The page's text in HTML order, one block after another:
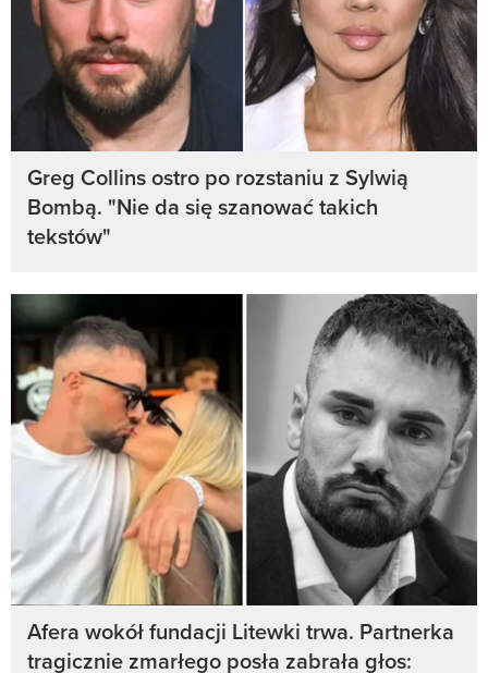
Greg Collins ostro po rozstaniu z Sylwią
Bombą. "Nie da się szanować takich
tekstów"
Afera wokół fundacji Litewki trwa. Partnerka
tragicznie zmarłego posła zabrała głos: